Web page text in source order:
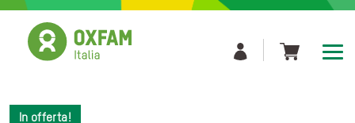
Skip
content
In offerta!